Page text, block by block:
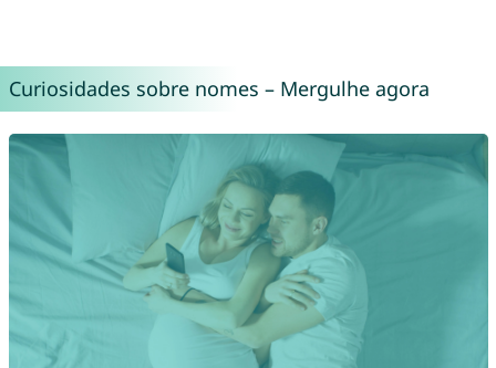
Curiosidades sobre nomes – Mergulhe agora